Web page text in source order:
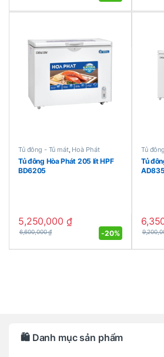
Tủ đông - Tủ mát, Hoà Phát
Tủ đông Hòa Phát 205 lít HPF
BD6205
5,250,000 ₫
6,600,000₫ -20%
Tủ
Tủ
🛍️ Danh mục sản phẩm